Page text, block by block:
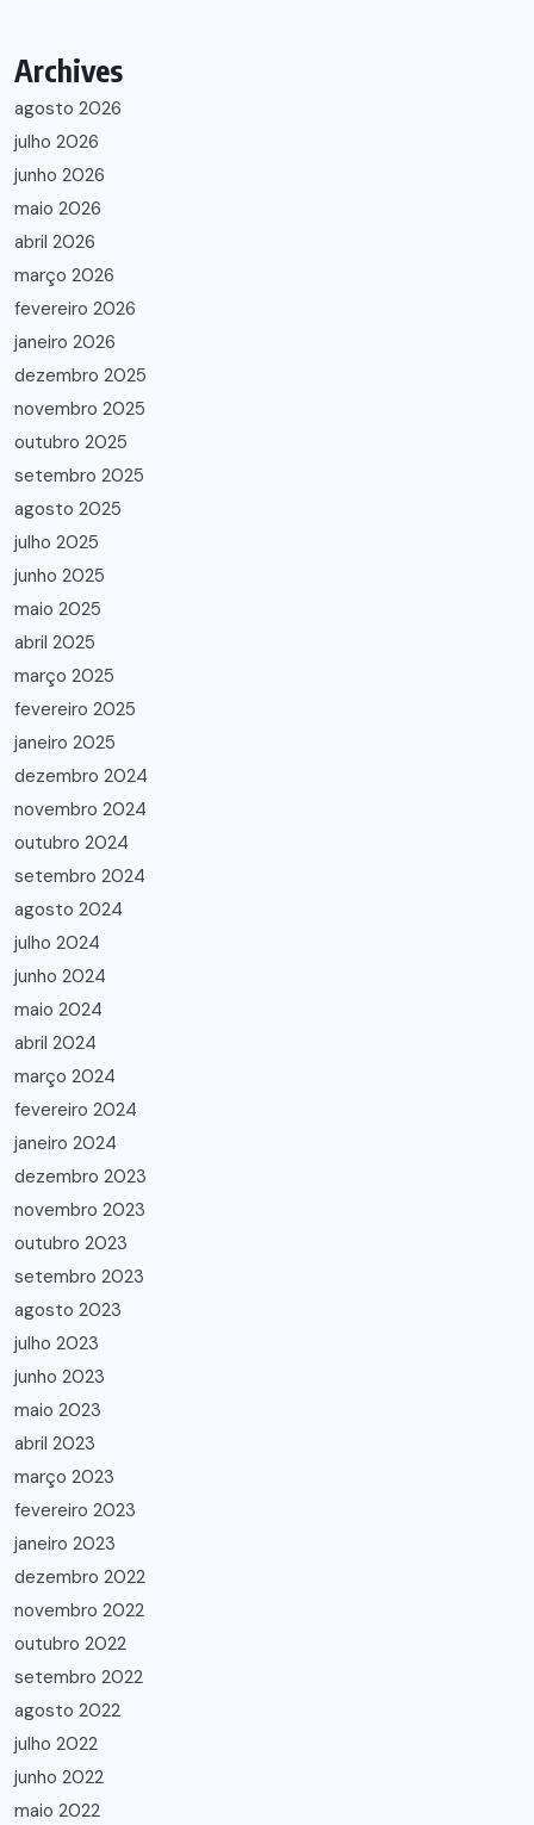
Archives
agosto 2026
julho 2026
junho 2026
maio 2026
abril 2026
março 2026
fevereiro 2026
janeiro 2026
dezembro 2025
novembro 2025
outubro 2025
setembro 2025
agosto 2025
julho 2025
junho 2025
maio 2025
abril 2025
março 2025
fevereiro 2025
janeiro 2025
dezembro 2024
novembro 2024
outubro 2024
setembro 2024
agosto 2024
julho 2024
junho 2024
maio 2024
abril 2024
março 2024
fevereiro 2024
janeiro 2024
dezembro 2023
novembro 2023
outubro 2023
setembro 2023
agosto 2023
julho 2023
junho 2023
maio 2023
abril 2023
março 2023
fevereiro 2023
janeiro 2023
dezembro 2022
novembro 2022
outubro 2022
setembro 2022
agosto 2022
julho 2022
junho 2022
maio 2022